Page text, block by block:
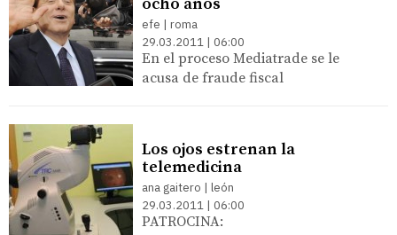
efe | roma
29.03.2011 | 06:00
En el proceso Mediatrade se le
acusa de fraude fiscal
Los ojos estrenan la
telemedicina
ana gaitero | león
29.03.2011 | 06:00
PATROCINA: